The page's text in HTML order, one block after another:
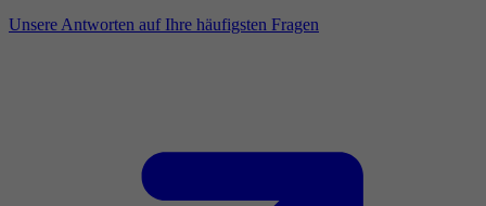
Unsere Antworten auf Ihre häufigsten Fragen